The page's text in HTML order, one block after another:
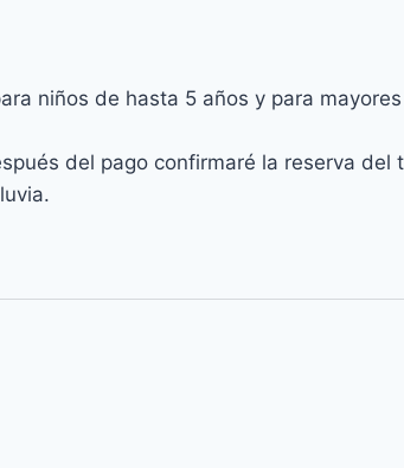
niños de hasta 5 años y para
del pago confirmaré la reserva del